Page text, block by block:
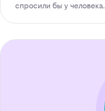
спросили бы у человека.